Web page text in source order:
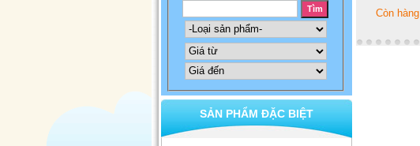
SẢN PHẨM ĐẶC BIỆT
Còn hàng